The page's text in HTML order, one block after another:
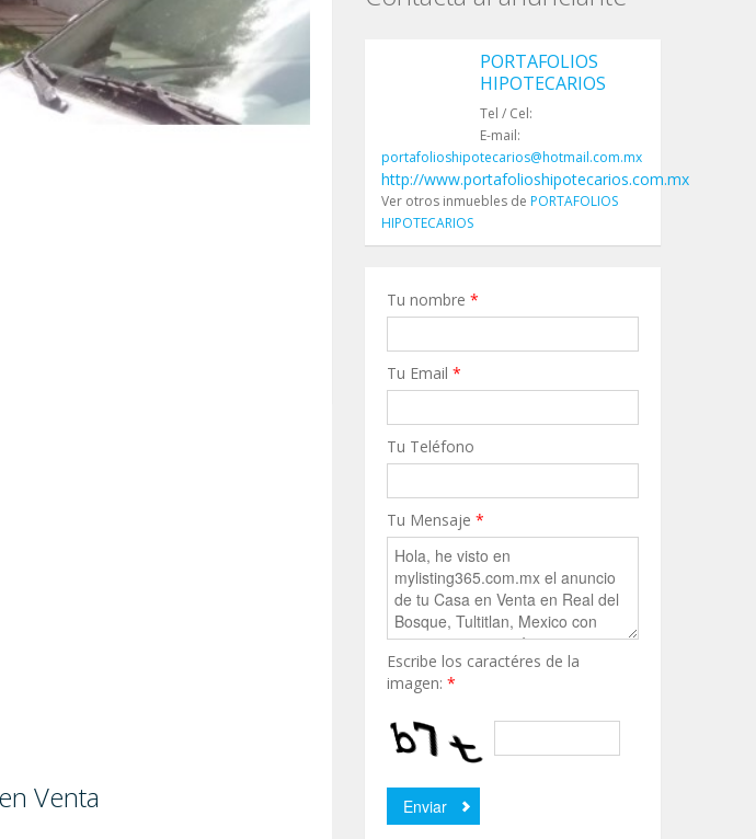
Venta
PORTAFOLIOS
HIPOTECARIOS
Tel / Cel:
E-mail:
portafolioshipotecarios@hotmail.com.mx
http://www.portafolioshipotecarios.com.mx
Ver otros inmuebles de PORTAFOLIOS
HIPOTECARIOS
Tu nombre *
Tu Email *
Tu Teléfono
Tu Mensaje *
Escribe los caractéres de la
imagen: *